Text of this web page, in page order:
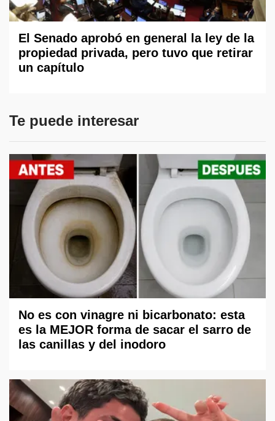
El Senado aprobó en general la ley de la
propiedad privada, pero tuvo que retirar
un capítulo
Te puede interesar
No es con vinagre ni bicarbonato: esta
es la MEJOR forma de sacar el sarro de
las canillas y del inodoro